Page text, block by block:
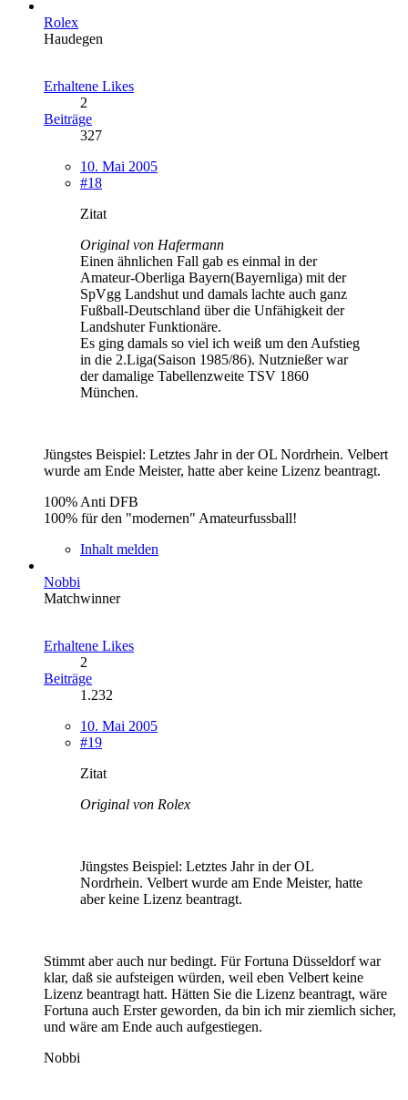
Rolex
Haudegen
Erhaltene Likes
2
Beiträge
327
10. Mai 2005
#18
Zitat
Original von Hafermann
Einen ähnlichen Fall gab es einmal in der
Amateur-Oberliga Bayern(Bayernliga) mit der
SpVgg Landshut und damals lachte auch ganz
Fußball-Deutschland über die Unfähigkeit der
Landshuter Funktionäre.
Es ging damals so viel ich weiß um den Aufstieg
in die 2.Liga(Saison 1985/86). Nutznießer war
der damalige Tabellenzweite TSV 1860
München.
Jüngstes Beispiel: Letztes Jahr in der OL Nordrhein. Velbert
wurde am Ende Meister, hatte aber keine Lizenz beantragt.
100% Anti DFB
100% für den "modernen" Amateurfussball!
Inhalt melden
Nobbi
Matchwinner
Erhaltene Likes
2
Beiträge
1.232
10. Mai 2005
#19
Zitat
Original von Rolex
Jüngstes Beispiel: Letztes Jahr in der OL
Nordrhein. Velbert wurde am Ende Meister, hatte
aber keine Lizenz beantragt.
Stimmt aber auch nur bedingt. Für Fortuna Düsseldorf war
klar, daß sie aufsteigen würden, weil eben Velbert keine
Lizenz beantragt hatt. Hätten Sie die Lizenz beantragt, wäre
Fortuna auch Erster geworden, da bin ich mir ziemlich sicher,
und wäre am Ende auch aufgestiegen.
Nobbi